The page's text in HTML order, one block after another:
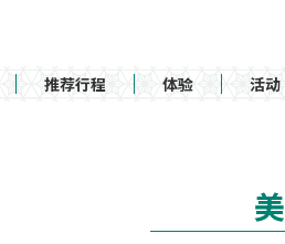
推荐行程 体验 活动